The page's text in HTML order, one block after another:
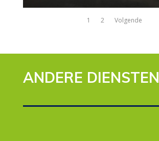
1 2 Volgende
ANDERE DIENSTEN